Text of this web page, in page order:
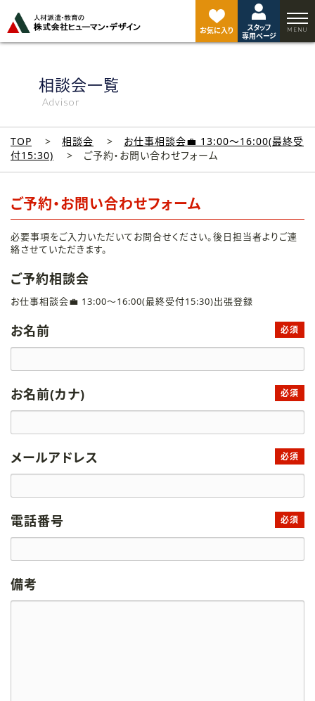
お気に入り
スタッフ
専用ページ
相談会一覧
Advisor
TOP 相談会
お仕事相談会💼 13:00～16:00(最終受
付15:30)
ご予約・お問い合わせフォーム
ご予約・お問い合わせフォーム
必要事項をご入力いただいてお問合せください。後日担当者よりご連
絡させていただきます。
ご予約相談会
お仕事相談会💼 13:00～16:00(最終受付15:30)出張登録
お名前 必須
お名前(カナ) 必須
メールアドレス 必須
電話番号 必須
備考
ジ
ト